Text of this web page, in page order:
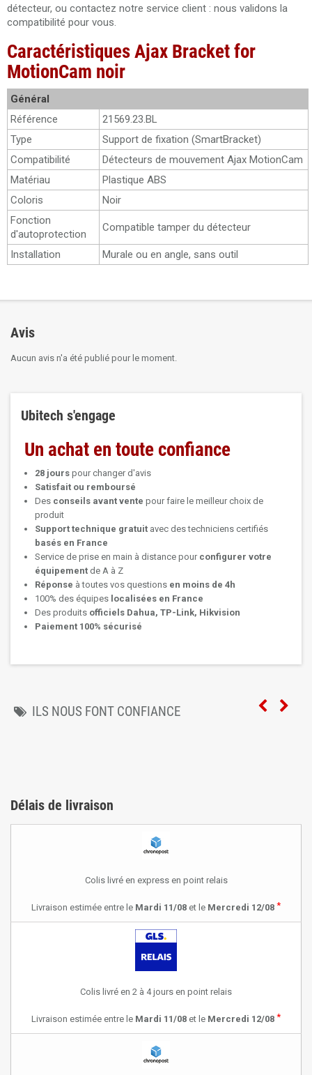
détecteur, ou contactez notre service client : nous validons la
compatibilité pour vous.
Caractéristiques Ajax Bracket for
MotionCam noir
Général
Référence
21569.23.BL
Type
Support de fixation (SmartBracket)
Compatibilité
Détecteurs de mouvement Ajax MotionCam
Matériau
Plastique ABS
Coloris
Noir
Fonction
d'autoprotection
Compatible tamper du détecteur
Installation Murale ou en angle, sans outil
Avis
Aucun avis n'a été publié pour le moment.
Ubitech s'engage
Un achat en toute confiance
28 jours pour changer d'avis
Satisfait ou remboursé
Des conseils avant vente pour faire le meilleur choix de
produit
Support technique gratuit avec des techniciens certifiés
basés en France
Service de prise en main à distance pour configurer votre
équipement de A à Z
Réponse à toutes vos questions en moins de 4h
100% des équipes localisées en France
Des produits officiels Dahua, TP-Link, Hikvision
Paiement 100% sécurisé
ILS NOUS FONT CONFIANCE
Délais de livraison
Colis livré en express en point relais
Livraison estimée entre le Mardi 11/08 et le Mercredi 12/08 *
Colis livré en 2 à 4 jours en point relais
Livraison estimée entre le Mardi 11/08 et le Mercredi 12/08 *